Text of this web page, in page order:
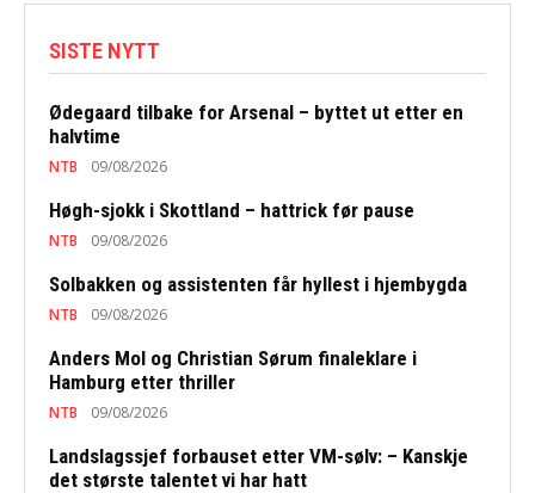
SISTE NYTT
Ødegaard tilbake for Arsenal – byttet ut etter en
halvtime
NTB 09/08/2026
Høgh-sjokk i Skottland – hattrick før pause
NTB 09/08/2026
Solbakken og assistenten får hyllest i hjembygda
NTB 09/08/2026
Anders Mol og Christian Sørum finaleklare i
Hamburg etter thriller
NTB 09/08/2026
Landslagssjef forbauset etter VM-sølv: – Kanskje
det største talentet vi har hatt